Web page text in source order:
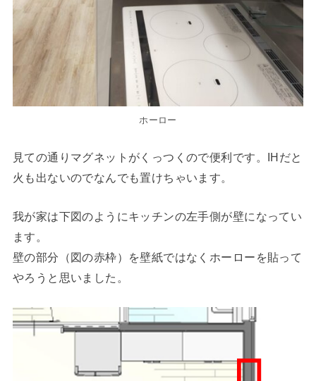
ホーロー
見ての通りマグネットがくっつくので便利です。IHだと
火も出ないのでなんでも置けちゃいます。
我が家は下図のようにキッチンの左手側が壁になってい
ます。
壁の部分（図の赤枠）を壁紙ではなくホーローを貼って
やろうと思いました。